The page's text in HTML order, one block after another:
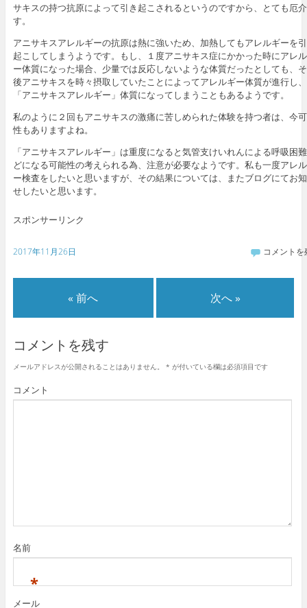
サキスの持つ抗原によって引き起こされるというのですから、とても厄
す。
アニサキスアレルギーの抗原は熱に強いため、加熱してもアレルギーを
起こしてしまうようです。もし、１度アニサキス症にかかった時にアレ
ー体質になった場合、少量では反応しないような体質だったとしても、
後アニサキスを時々摂取していたことによってアレルギー体質が進行し、
「アニサキスアレルギー」体質になってしまうこともあるようです。
私のように２回もアニサキスの激痛に苦しめられた体験を持つ者は、今
性もありますよね。
「アニサキスアレルギー」は重度になると気管支けいれんによる呼吸困
どになる可能性の考えられる為、注意が必要なようです。私も一度アレ
ー検査をしたいと思いますが、その結果については、またブログにてお
せしたいと思います。
スポンサーリンク
2017年11月26日 コメントを
« 前へ 次へ »
コメントを残す
メールアドレスが公開されることはありません。 * が付いている欄は必須項目です
コメント
名前
*
メール